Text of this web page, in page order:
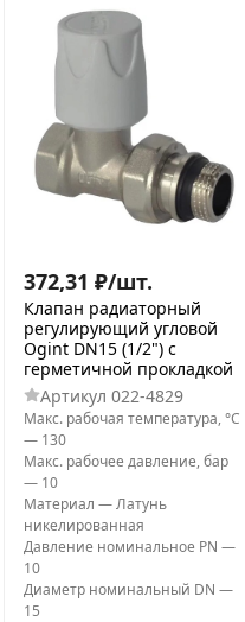
372,31 ₽/шт.
Клапан радиаторный
регулирующий угловой
Ogint DN15 (1/2") с
герметичной прокладкой
Артикул 022-4829
Макс. рабочая температура, °С
— 130
Макс. рабочее давление, бар
— 10
Материал —Латунь
никелированная
Давление номинальное PN —
10
Диаметр номинальный DN —
15